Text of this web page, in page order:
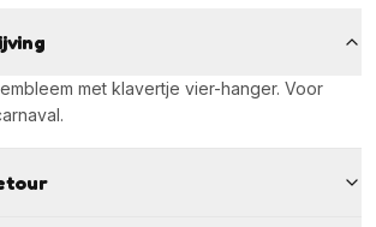
met klavertje vier-hanger. Voor